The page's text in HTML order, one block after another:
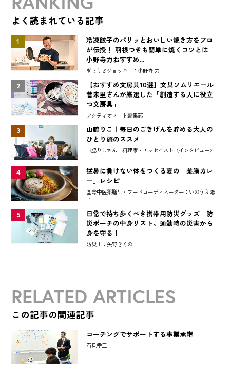
よく読まれている記事
1
冷凍餃子のパリッとおいしい焼き方をプロ
が伝授！ 羽根つきも簡単に焼くコツとは｜
小野寺力おすすめ...
ぎょうざジョッキー：小野寺 力
2
【おすすめ文房具10選】文具ソムリエール
菅未里さんが厳選した「創造する人に役立
つ文房具」
アクティオノート編集部
3
山脇りこ｜毎日のごきげんを貯める大人の
ひとり旅のススメ
山脇りこさん 料理家・エッセイスト〈インタビュー〉
4
猛暑に負けない体をつくる夏の「薬膳カレ
ー」レシピ
国際中医薬膳師・フードコーディネーター：いのうえ陽
子
5
日常で持ち歩くべき携帯用防災グッズ｜防
災ポーチの中身リスト。通勤時の災害から
身を守る！
防災士：矢野きくの
RELATED ARTICLES
この記事の関連記事
コーチングでサポートする事業承継
石見幸三